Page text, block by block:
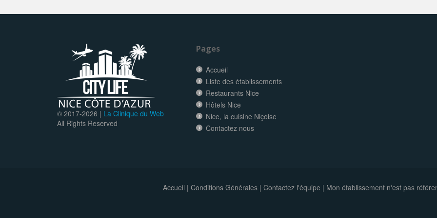
© 2017-2026 | La Clinique du Web
All Rights Reserved
Pages
Accueil
Liste des établissements
Restaurants Nice
Hôtels Nice
Nice, la cuisine Niçoise
Contactez nous
Accueil | Conditions Générales| Contactez l'équipe | Mon établissement n'est pas